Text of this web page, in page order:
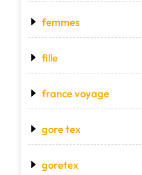
femmes
fille
france voyage
gore tex
goretex